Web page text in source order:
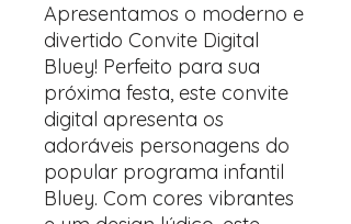
Apresentamos o moderno e
divertido Convite Digital
Bluey! Perfeito para sua
próxima festa, este convite
digital apresenta os
adoráveis ​​personagens do
popular programa infantil
Bluey. Com cores vibrantes